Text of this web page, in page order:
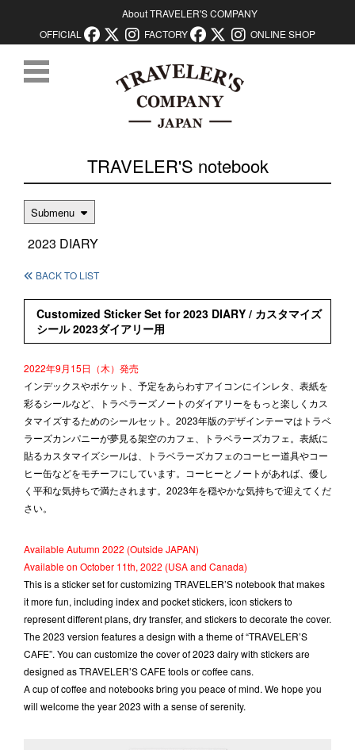
About TRAVELER'S COMPANY
OFFICIAL
FACTORY ONLINE SHOP
TRAVELER'S notebook
Submenu
2023 DIARY
BACK TO LIST
Customized Sticker Set for 2023 DIARY / カスタマイズ
シール 2023ダイアリー用
2022年9月15日（木）発売
インデックスやポケット、予定をあらわすアイコンにインレタ、表紙を
彩るシールなど、トラベラーズノートのダイアリーをもっと楽しくカス
タマイズするためのシールセット。2023年版のデザインテーマはトラベ
ラーズカンパニーが夢見る架空のカフェ、トラベラーズカフェ。表紙に
貼るカスタマイズシールは、トラベラーズカフェのコーヒー道具やコー
ヒー缶などをモチーフにしています。コーヒーとノートがあれば、優し
く平和な気持ちで満たされます。2023年を穏やかな気持ちで迎えてくだ
さい。
Available Autumn 2022 (Outside JAPAN)
Available on October 11th, 2022 (USA and Canada)
This is a sticker set for customizing TRAVELER’S notebook that makes
it more fun, including index and pocket stickers, icon stickers to
represent different plans, dry transfer, and stickers to decorate the cover.
The 2023 version features a design with a theme of “TRAVELER’S
CAFE”. You can customize the cover of 2023 dairy with stickers are
designed as TRAVELER’S CAFE tools or coffee cans.
A cup of coffee and notebooks bring you peace of mind. We hope you
will welcome the year 2023 with a sense of serenity.